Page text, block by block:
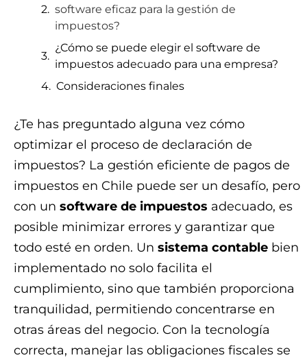
software eficaz para la gestión de
impuestos?
¿Cómo se puede elegir el software de
impuestos adecuado para una empresa?
Consideraciones finales
¿Te has preguntado alguna vez cómo
optimizar el proceso de declaración de
impuestos? La gestión eficiente de pagos de
impuestos en Chile puede ser un desafío, pero
con un software de impuestos adecuado, es
posible minimizar errores y garantizar que
todo esté en orden. Un sistema contable bien
implementado no solo facilita el
cumplimiento, sino que también proporciona
tranquilidad, permitiendo concentrarse en
otras áreas del negocio. Con la tecnología
correcta, manejar las obligaciones fiscales se